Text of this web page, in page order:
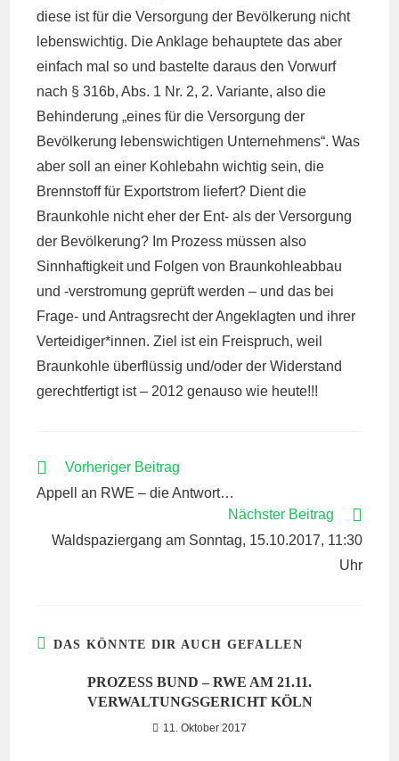
diese ist für die Versorgung der Bevölkerung nicht
lebenswichtig. Die Anklage behauptete das aber
einfach mal so und bastelte daraus den Vorwurf
nach § 316b, Abs. 1 Nr. 2, 2. Variante, also die
Behinderung „eines für die Versorgung der
Bevölkerung lebenswichtigen Unternehmens“. Was
aber soll an einer Kohlebahn wichtig sein, die
Brennstoff für Exportstrom liefert? Dient die
Braunkohle nicht eher der Ent- als der Versorgung
der Bevölkerung? Im Prozess müssen also
Sinnhaftigkeit und Folgen von Braunkohleabbau
und -verstromung geprüft werden – und das bei
Frage- und Antragsrecht der Angeklagten und ihrer
Verteidiger*innen. Ziel ist ein Freispruch, weil
Braunkohle überflüssig und/oder der Widerstand
gerechtfertigt ist – 2012 genauso wie heute!!!
WEITERE
ANSEHEN
Vorheriger Beitrag
Appell an RWE – die Antwort…
Nächster Beitrag
Waldspaziergang am Sonntag, 15.10.2017, 11:30
Uhr
DAS KÖNNTE DIR AUCH GEFALLEN
PROZESS BUND – RWE AM 21.11.
VERWALTUNGSGERICHT KÖLN
11. Oktober 2017